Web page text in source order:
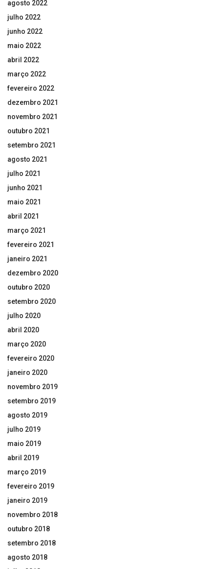
agosto 2022
julho 2022
junho 2022
maio 2022
abril 2022
março 2022
fevereiro 2022
dezembro 2021
novembro 2021
outubro 2021
setembro 2021
agosto 2021
julho 2021
junho 2021
maio 2021
abril 2021
março 2021
fevereiro 2021
janeiro 2021
dezembro 2020
outubro 2020
setembro 2020
julho 2020
abril 2020
março 2020
fevereiro 2020
janeiro 2020
novembro 2019
setembro 2019
agosto 2019
julho 2019
maio 2019
abril 2019
março 2019
fevereiro 2019
janeiro 2019
novembro 2018
outubro 2018
setembro 2018
agosto 2018